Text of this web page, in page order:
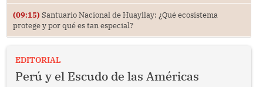
(09:15) Santuario Nacional de Huayllay: ¿Qué ecosistema
protege y por qué es tan especial?
EDITORIAL
Perú y el Escudo de las Américas